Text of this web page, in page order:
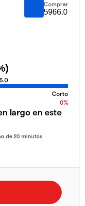
Comprar
5966.0
Corto
0%
largo en este
de 20 minutos